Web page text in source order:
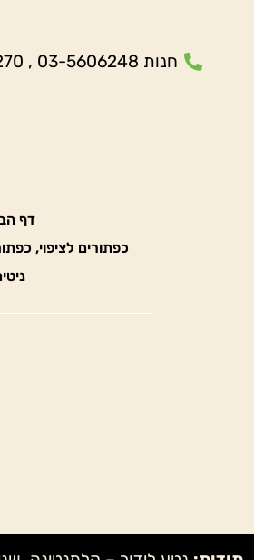
חנות 03-5606248 , 03-5660270
דף
כפתורים לציפוי,